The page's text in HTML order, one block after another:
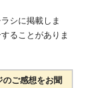
シに掲載しま
ることがありま
のご感想をお聞